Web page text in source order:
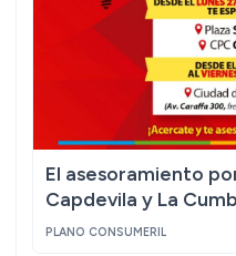
El asesoramiento
Capdevila y La
PLANO CONSUMERIL